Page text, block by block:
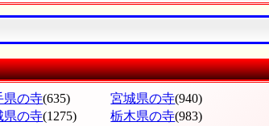
県の寺(635) 宮城県の寺(940)
県の寺(1275) 栃木県の寺(983)